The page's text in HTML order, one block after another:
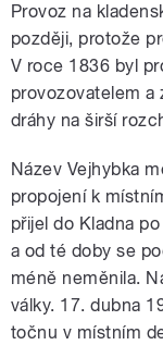
Provoz na
později, protože
V roce 1836 byl
provozovatelem a
dráhy na širší
Název Vejhybka
propojení k
přijel do Kladna
a od té doby se
méně neměnila.
války. 17. dubna
točnu v místním